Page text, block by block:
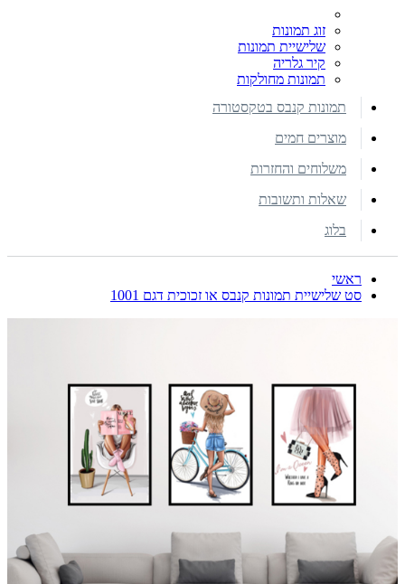
זוג תמונות
שלישיית תמונות
קיר גלריה
תמונות מחולקות
תמונות קנבס בטקסטורה
מוצרים חמים
משלוחים והחזרות
שאלות ותשובות
בלוג
ראשי
סט שלישיית תמונות קנבס או זכוכית דגם 1001